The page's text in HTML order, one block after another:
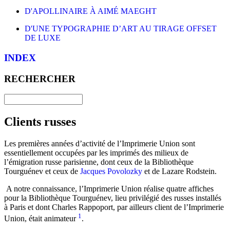
D'APOLLINAIRE À AIMÉ MAEGHT
D'UNE TYPOGRAPHIE D’ART AU TIRAGE OFFSET
DE LUXE
INDEX
RECHERCHER
Clients russes
Les premières années d’activité de l’Imprimerie Union sont
essentiellement occupées par les imprimés des milieux de
l’émigration russe parisienne, dont ceux de la Bibliothèque
Tourguénev et ceux de Jacques Povolozky et de Lazare Rodstein.
A notre connaissance, l’Imprimerie Union réalise quatre affiches
pour la Bibliothèque Tourguénev, lieu privilégié des russes installés
à Paris et dont Charles Rappoport, par ailleurs client de l’Imprimerie
Union, était animateur 1.